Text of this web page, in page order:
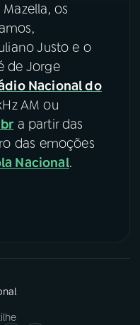
os
Justo e o
de Jorge
Nacional do
AM ou
a partir das
das emoções
Nacional.